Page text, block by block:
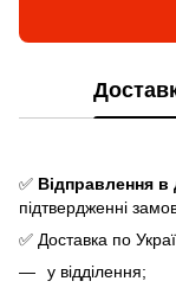
✅ Відправлення
підтвердженні
✅ Доставка по
у відділення;